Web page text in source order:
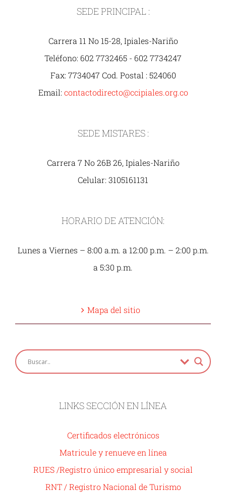
SEDE PRINCIPAL :
Carrera 11 No 15-28, Ipiales-Nariño
Teléfono: 602 7732465 - 602 7734247
Fax: 7734047 Cod. Postal : 524060
Email: contactodirecto@ccipiales.org.co
SEDE MISTARES :
Carrera 7 No 26B 26, Ipiales-Nariño
Celular: 3105161131
HORARIO DE ATENCIÓN:
Lunes a Viernes – 8:00 a.m. a 12:00 p.m. – 2:00 p.m.
a 5:30 p.m.
Mapa del sitio
LINKS SECCIÓN EN LÍNEA
Certificados electrónicos
Matricule y renueve en línea
RUES /Registro único empresarial y social
RNT / Registro Nacional de Turismo